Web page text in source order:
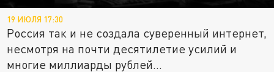
19 ИЮЛЯ 17:30
Россия так и не создала суверенный интернет,
несмотря на почти десятилетие усилий и
многие миллиарды рублей...